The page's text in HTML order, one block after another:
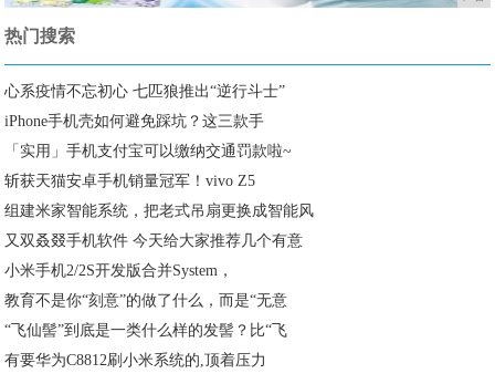
热门搜索
心系疫情不忘初心 七匹狼推出“逆行斗士”
iPhone手机壳如何避免踩坑？这三款手
「实用」手机支付宝可以缴纳交通罚款啦~
斩获天猫安卓手机销量冠军！vivo Z5
组建米家智能系统，把老式吊扇更换成智能风
又双叒叕手机软件 今天给大家推荐几个有意
小米手机2/2S开发版合并System，
教育不是你“刻意”的做了什么，而是“无意
“飞仙髻”到底是一类什么样的发髻？比“飞
有要华为C8812刷小米系统的,顶着压力